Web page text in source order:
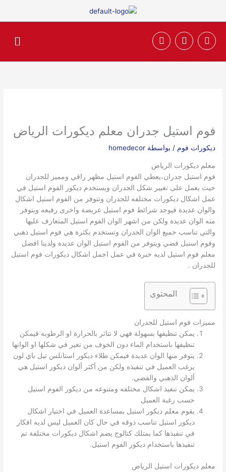
F
a
e
T
w
t
I
n
t
فوم استيل جدران معلم ديكورات الرياض
ديكورات فوم / بواسطة homedecor
معلم ديكورات الرياض
فوم استيل جدران،يعطي الفوم استيل مظهر راقي ومميز للجدران
حيث يعمل على تغيير شكل الجدران ويستخدم ديكور الفوم استيل في
عمل اشكال ديكورات مختلفه للجدران وتتوفر من الفوم استيل اشكال
والوان عديدة فيوجد شرائط فوم استيل عريضة واخرى رفيعه ويتوفر
منه الوان عديدة ولكن من اشهر الوان الفوم استيل المتعارف عليها
والتي تناسب جميع الوان الجدران وتستخدم بكثرة هي فوم استيل ذهبي
وفوم استيل فضي ويتوفر من الفوم استيل الوان عديدة ولدينا افضل
معلم فوم استيل لديه خبرة في عمل اجمل اشكال ديكورات فوم استيل
للجدران .
المحتوى
مميزات فوم استيل للجدران
يمكن تنظيفها بسهولة فهي لا تتاثر بالحرارة او الرطوبه فيمكن
تنظيفها باستخدام الماء دون الخوف من تغير في شكلها او الوانها
يتوفر منها الوان عديدة فيمكن طلاء ديكور استانلس تيل باي لون
يرغب العميل في تنفيذه ولكن من أكثر ألوان ديكور استيل هي
ألوان الذهبي والفضي.
يمكن تنفيذ اشكال مختلفه ومتنوعه من ديكور الفوم استيل
حسب رغبة العميل
يقوم معلم ديكور استيل بمساعدة العميل في اختيار اشكال
ديكور استيل تناسب ذوقه في حال كان العميل ليس لديه افكار
في تنفيذها كما يمتلك كتالوج يضم اشكال ديكورات مختلفة تم
تنفيذها باستخدام ديكور الفوم استيل.
معلم ديكورات استيل الرياض